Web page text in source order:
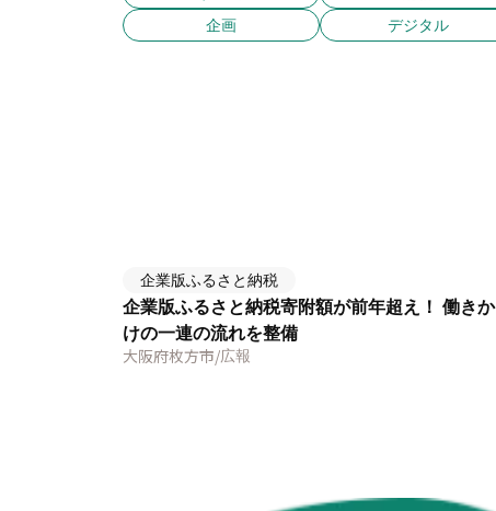
企画
デジタル
企業版ふるさと納税
企業版ふるさと納税寄附額が前年超え！ 働きか
けの一連の流れを整備
大阪府枚方市/広報